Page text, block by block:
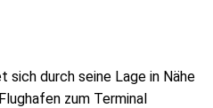
durch seine Lage in Nähe
zum Terminal